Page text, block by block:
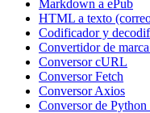
Markdown a ePub
HTML a texto
Codificador y
Convertidor de
Conversor cURL
Conversor Fetch
Conversor Axios
Conversor de Python